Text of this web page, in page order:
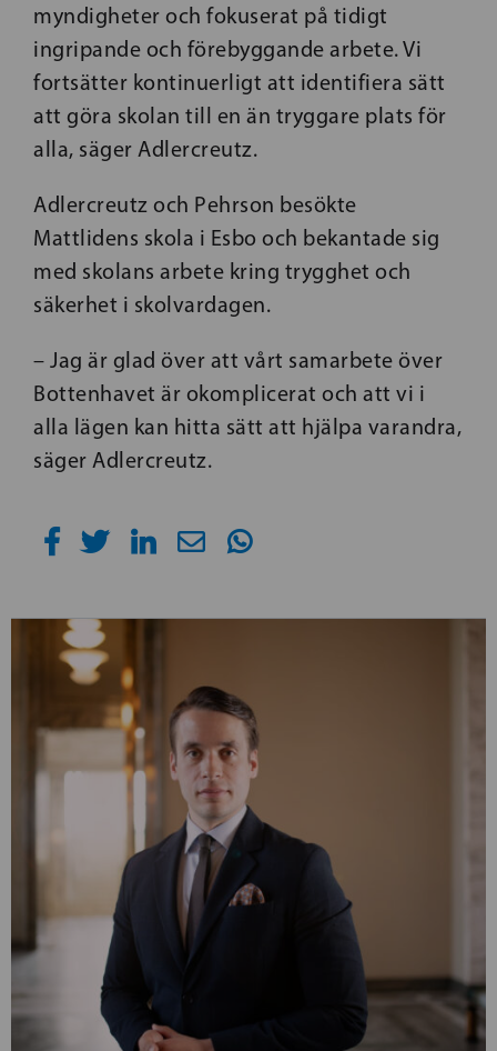
myndigheter och fokuserat på tidigt
ingripande och förebyggande arbete. Vi
fortsätter kontinuerligt att identifiera sätt
att göra skolan till en än tryggare plats för
alla, säger Adlercreutz.
Adlercreutz och Pehrson besökte
Mattlidens skola i Esbo och bekantade sig
med skolans arbete kring trygghet och
säkerhet i skolvardagen.
– Jag är glad över att vårt samarbete över
Bottenhavet är okomplicerat och att vi i
alla lägen kan hitta sätt att hjälpa varandra,
säger Adlercreutz.